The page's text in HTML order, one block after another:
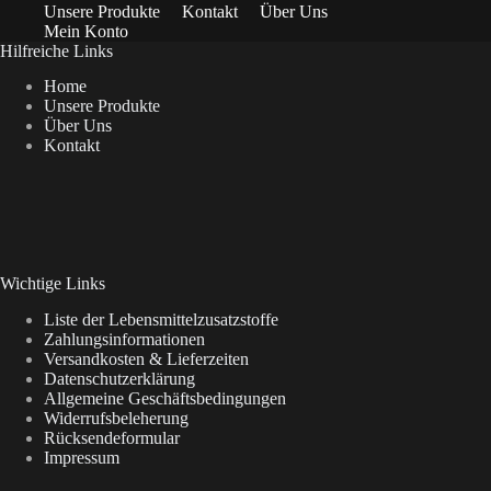
Unsere Produkte Kontakt
Über Uns
Mein Konto
Hilfreiche Links
Home
Unsere Produkte
Über Uns
Kontakt
Wichtige Links
Liste der Lebensmittelzusatzstoffe
Zahlungsinformationen
Versandkosten & Lieferzeiten
Datenschutzerklärung
Allgemeine Geschäftsbedingungen
Widerrufsbeleherung
Rücksendeformular
Impressum